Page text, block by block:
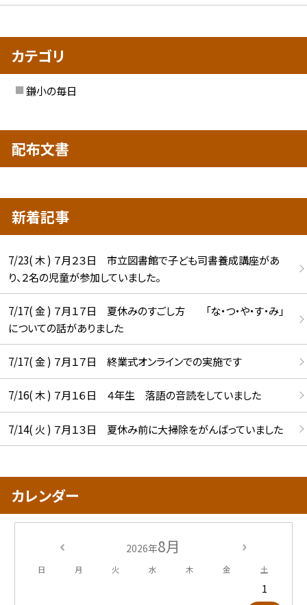
カテゴリ
鎌小の毎日
配布文書
新着記事
7/23( 木 ) ７月２３日 市立図書館で子ども司書養成講座があ
り、２名の児童が参加していました。
7/17( 金 ) ７月１７日 夏休みのすごし方 「な・つ・や・す・み」
についての話がありました
7/17( 金 ) ７月１７日 終業式オンラインでの実施です
7/16( 木 ) ７月１６日 ４年生 落語の音読をしていました
7/14( 火 ) ７月１３日 夏休み前に大掃除をがんばっていました
カレンダー
2026年8月
日 月 火 水 木 金 土
1